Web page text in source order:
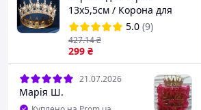
13х5,5см / Корона для
фотосессий / Тиара для
декора / Золотая корона
на торт / Корона для
бенто торта
5.0 (9)
299 ₴
427.14₴
21.07.2026
Марія Ш.